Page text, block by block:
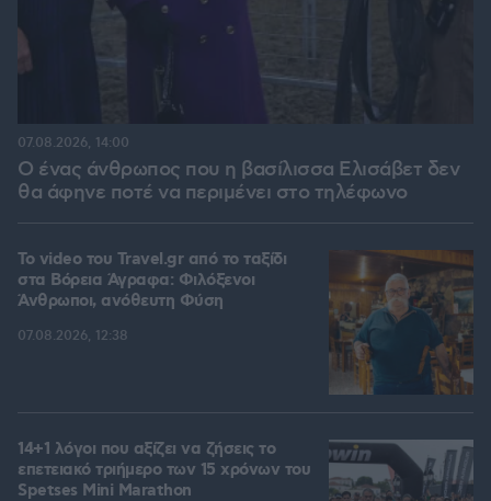
Ο ένας άνθρωπος που η βασίλισσα Ελισάβετ δεν
θα άφηνε ποτέ να περιμένει στο τηλέφωνο
07.08.2026, 14:00
To video του Travel.gr από το ταξίδι
στα Βόρεια Άγραφα: Φιλόξενοι
Άνθρωποι, ανόθευτη Φύση
07.08.2026, 12:38
14+1 λόγοι που αξίζει να ζήσεις το
επετειακό τριήμερο των 15 χρόνων του
Spetses Mini Marathon